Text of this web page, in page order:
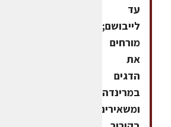
עד
לייבושם;
מורחים
את
הדגים
במרינדה
ומשאירים